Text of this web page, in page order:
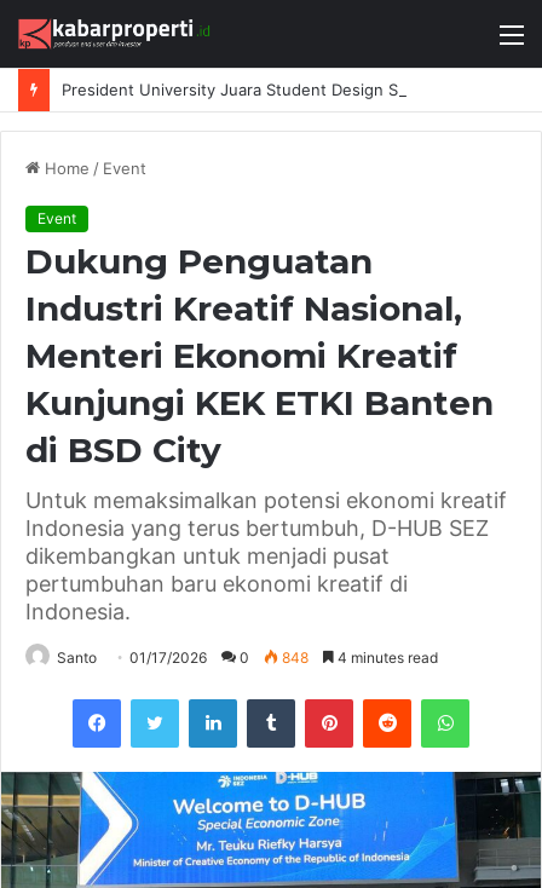
Home / Event
Event
Dukung Penguatan
Industri Kreatif Nasional,
Menteri Ekonomi Kreatif
Kunjungi KEK ETKI Banten
di BSD City
Untuk memaksimalkan potensi ekonomi kreatif
Indonesia yang terus bertumbuh, D-HUB SEZ
dikembangkan untuk menjadi pusat
pertumbuhan baru ekonomi kreatif di
Indonesia.
Santo 01/17/2026 0 848 4 minutes read
FacebookTwitter LinkedInTumblr PinterestReddit